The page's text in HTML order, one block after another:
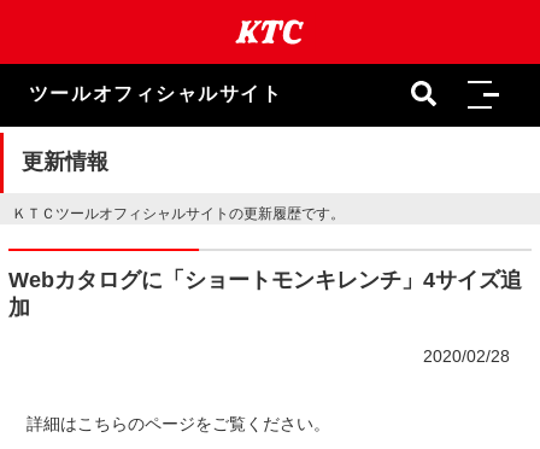
ま
キ
ツールオフィシャルサイト
更新情報
ＫＴＣツールオフィシャルサイトの更新履歴です。
Webカタログに「ショートモンキレンチ」4サイズ追
加
2020/02/28
詳細はこちらのページをご覧ください。